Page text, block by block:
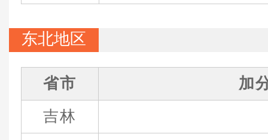
东北地区
省市
加
吉林